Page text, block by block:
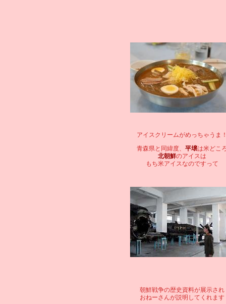
アイスクリームがめっちゃうま
青森県と同緯度、 平壌は米どこ
北朝鮮のアイスは
もち米アイスなのですって
朝鮮戦争の歴史資料が展示され
おねーさんが説明してくれます